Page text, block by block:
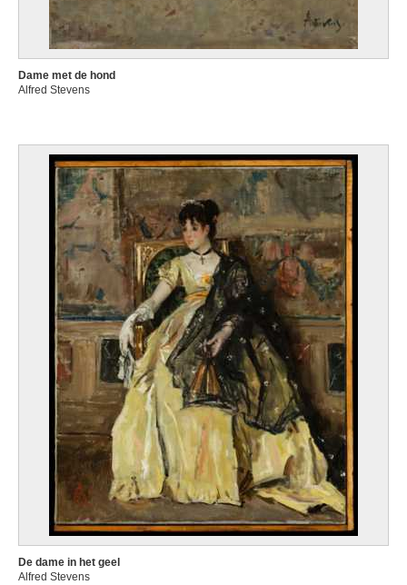
Dame met de hond
Alfred Stevens
De dame in het geel
Alfred Stevens